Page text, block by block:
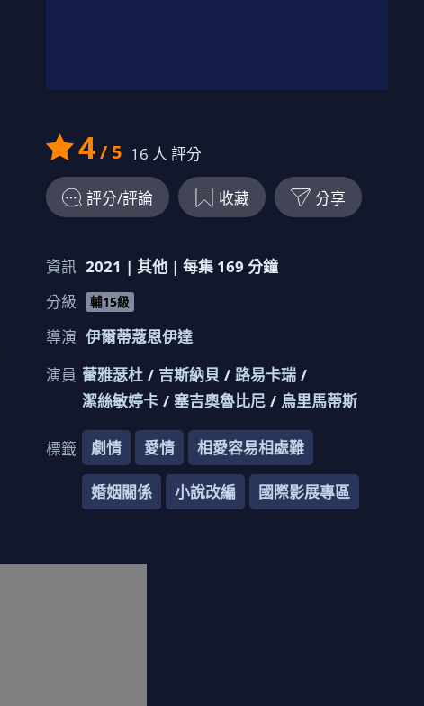
4/ 5 16 人 評分
評分/評論 收藏 分享
資訊 2021 | 其他| 每集 169 分鐘
分級
輔15級
導演 伊爾蒂蔻恩伊達
演員 蕾雅瑟杜 吉斯納貝
路易卡瑞
潔絲敏婷卡
塞吉奧魯比尼 烏里馬蒂斯
標籤 劇情 愛情 相愛容易相處難
婚姻關係 小說改編 國際影展專區